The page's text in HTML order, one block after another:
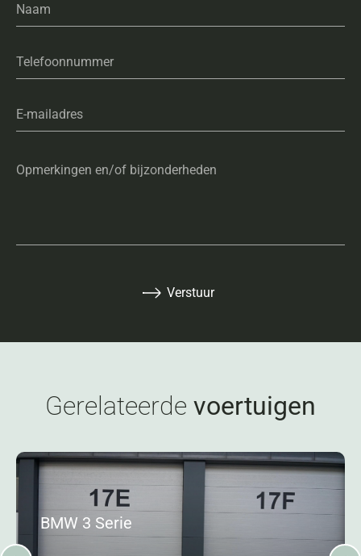
Naam
Telefoonnummer
E-mailadres
Opmerkingen en/of bijzonderheden
Verstuur
Gerelateerde voertuigen
BMW 3 Serie